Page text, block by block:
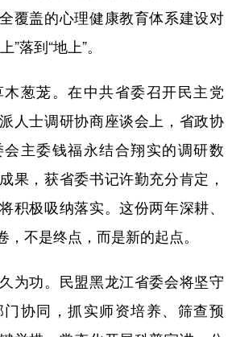
覆盖的心理健康教育体系建设对
落到“地上”。
葱茏。在中共省委召开民主党
人士调研协商座谈会上，省政协
主委钱福永结合翔实的调研数
果，获省委书记许勤充分肯定，
积极吸纳落实。这份两年深耕、
不是终点，而是新的起点。
功。民盟黑龙江省委会将坚守
协同，抓实师资培养、筛查预